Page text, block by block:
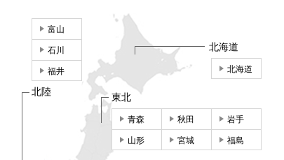
北海道
北海道
東北
青森 秋田 岩手
山形 宮城 福島
富山
石川
福井
北陸